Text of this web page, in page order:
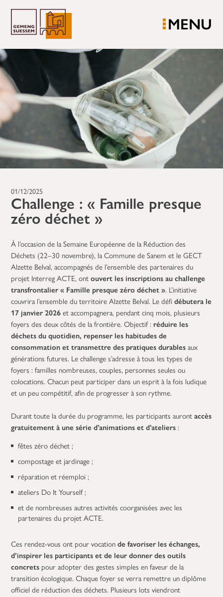
MENU
01/12/2025
Challenge : « Famille presque
zéro déchet »
À l’occasion de la Semaine Européenne de la Réduction des
Déchets (22–30 novembre), la Commune de Sanem et le GECT
Alzette Belval, accompagnés de l’ensemble des partenaires du
projet Interreg ACTE, ontouvert les inscriptions au challenge
transfrontalier « Famille presque zéro déchet ». L’initiative
couvrira l’ensemble du territoire Alzette Belval. Le défidébutera le
17 janvier 2026et accompagnera, pendant cinq mois, plusieurs
foyers des deux côtés de la frontière. Objectif :réduire les
déchets du quotidien, repenser les habitudes de
consommation et transmettre des pratiques durablesaux
générations futures. Le challenge s’adresse à tous les types de
foyers : familles nombreuses, couples, personnes seules ou
colocations. Chacun peut participer dans un esprit à la fois ludique
et un peu compétitif, afin de progresser à son rythme.
Durant toute la durée du programme, les participants aurontaccès
gratuitement à une série d’animations et d’ateliers:
fêtes zéro déchet ;
compostage et jardinage ;
réparation et réemploi ;
ateliers Do It Yourself ;
et de nombreuses autres activités coorganisées avec les
partenaires du projet ACTE.
Ces rendez-vous ont pour vocationde favoriser les échanges,
d’inspirer les participants et de leur donner des outils
concrets pour adopter des gestes simples en faveur de la
transition écologique. Chaque foyer se verra remettre un diplôme
officiel de réduction des déchets. Plusieurs lots viendront